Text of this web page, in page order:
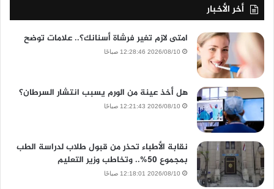
أخر الأخبار
امتى لازم تغير فرشاة أسنانك؟.. علامات توضح
2026/08/10 12:28:46 صباحًا
هل أخذ عينة من الورم يسبب انتشار السرطان؟
2026/08/10 12:21:43 صباحًا
نقابة الأطباء تحذر من قبول طلاب لدراسة الطب
بمجموع 50%.. وتخاطب وزير التعليم
2026/08/10 12:18:01 صباحًا